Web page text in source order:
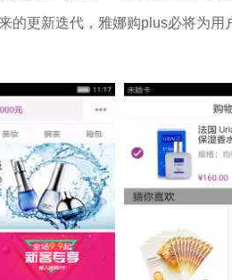
的更新迭代，雅娜购plus必将为用